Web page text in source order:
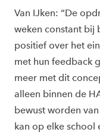
Van IJken: “De
weken constant bij
positief over het
met hun feedback
meer met dit
alleen binnen de
bewust worden
kan op elke school